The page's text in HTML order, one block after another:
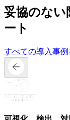
妥協のない
ート
すべての導入事例